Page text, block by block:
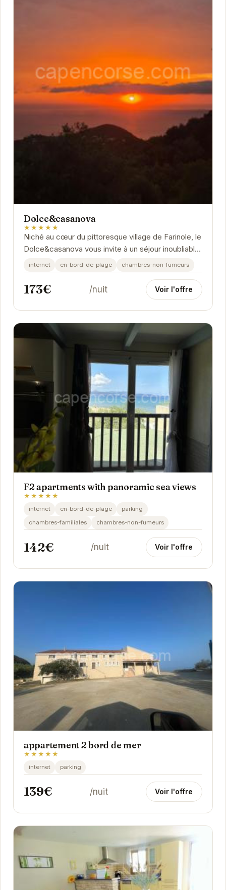
Dolce&casanova
★★★★★
Niché au cœur du pittoresque village de Farinole, le
Dolce&casanova vous invite à un séjour inoubliable.
Avec une note exceptionnelle de 10/10...
internet en-bord-de-plage chambres-non-fumeurs
173€ /nuit Voir l'offre
F2 apartments with panoramic sea views
★★★★★
internet en-bord-de-plage
parking
chambres-familiales
chambres-non-fumeurs
142€ /nuit Voir l'offre
appartement 2 bord de mer
★★★★★
internet parking
139€ /nuit Voir l'offre